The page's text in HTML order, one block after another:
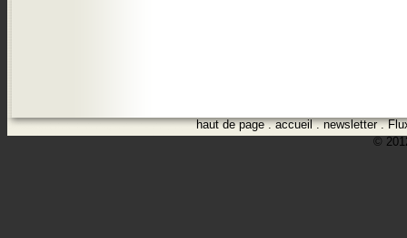
haut de page.accueil.newsletter.
©